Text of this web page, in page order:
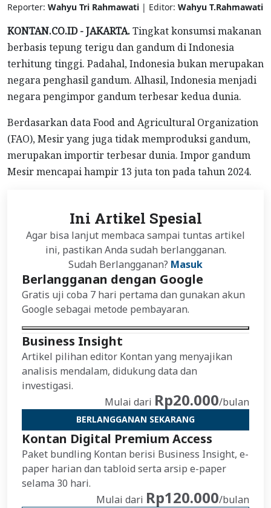
Reporter: Wahyu Tri Rahmawati | Editor: Wahyu T.Rahmawati
KONTAN.CO.ID - JAKARTA.Tingkat konsumsi makanan
berbasis tepung terigu dan gandum di Indonesia
terhitung tinggi. Padahal, Indonesia bukan merupakan
negara penghasil gandum. Alhasil, Indonesia menjadi
negara pengimpor gandum terbesar kedua dunia.
Berdasarkan data Food and Agricultural Organization
(FAO), Mesir yang juga tidak memproduksi gandum,
merupakan importir terbesar dunia. Impor gandum
Mesir mencapai hampir 13 juta ton pada tahun 2024.
Ini Artikel Spesial
Agar bisa lanjut membaca sampai tuntas artikel
ini, pastikan Anda sudah berlangganan.
Sudah Berlangganan? Masuk
Berlangganan dengan Google
Gratis uji coba 7 hari pertama dan gunakan akun
Google sebagai metode pembayaran.
Business Insight
Artikel pilihan editor Kontan yang menyajikan
analisis mendalam, didukung data dan
investigasi.
Mulai dari Rp20.000/bulan
BERLANGGANAN SEKARANG
Kontan Digital Premium Access
Paket bundling Kontan berisi Business Insight, e-
paper harian dan tabloid serta arsip e-paper
selama 30 hari.
Mulai dari Rp120.000/bulan